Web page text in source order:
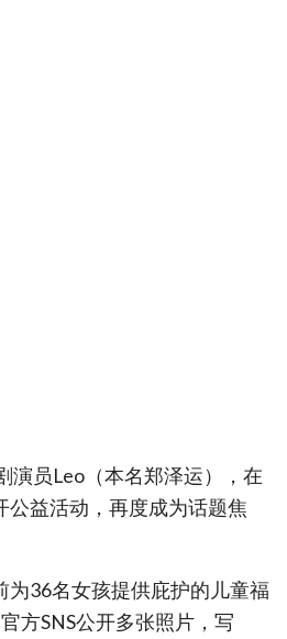
演员Leo（本名郑泽运），在
公益活动，再度成为话题焦
为36名女孩提供庇护的儿童福
方SNS公开多张照片，写